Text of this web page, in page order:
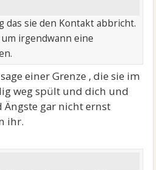
das sie den Kontakt abbricht.
irgendwann eine
einer Grenze , die sie im
weg spült und dich und
gar nicht ernst
ihr.